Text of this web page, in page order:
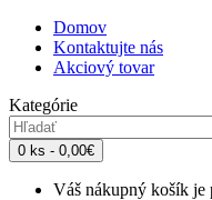
Domov
Kontaktujte nás
Akciový tovar
Kategórie
0 ks - 0,00€
Váš nákupný košík je